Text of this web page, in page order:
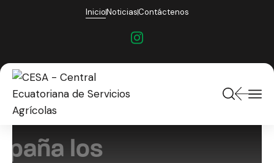
InicioNoticiasContáctenos
CESA acompaña los